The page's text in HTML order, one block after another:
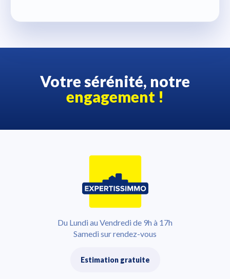
Votre sérénité, notre
engagement !
Du Lundi au Vendredi de 9h à 17h
Samedi sur rendez-vous
Estimation gratuite